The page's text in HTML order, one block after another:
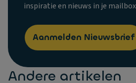
inspiratie en nieuws in je
Aanmelden Nieuwsbrief
Andere artikelen